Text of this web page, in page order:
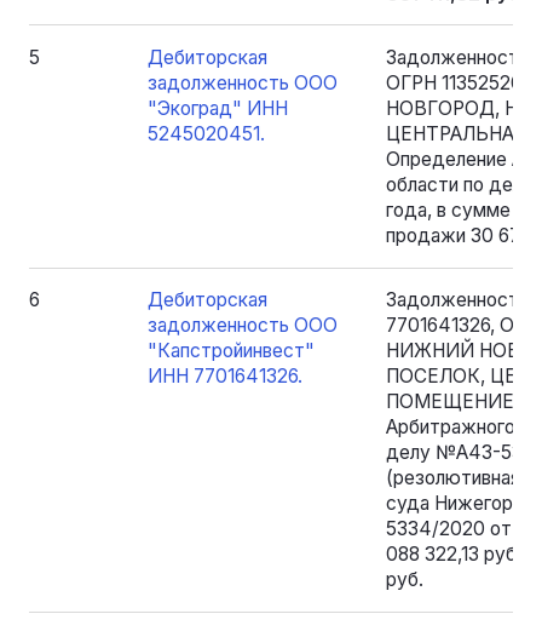
5
Дебиторская
задолженность ООО
"Экоград" ИНН
5245020451.
ОГРН
НОВГОРОД,
ЦЕНТРАЛЬНАЯ
Определение
области по
года, в сумме 30
продажи 30 675
6
Дебиторская
задолженность ООО
"Капстройинвест"
ИНН 7701641326.
Задолженность
7701641326,
НИЖНИЙ
ПОСЕЛОК,
ПОМЕЩЕНИЕ 12)
Арбитражного
делу №А43-
(резолютивная
суда
5334/2020 от
088 322,13 руб.
руб.